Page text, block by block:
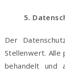
5.
Der
Stellenwert. Alle
behandelt und